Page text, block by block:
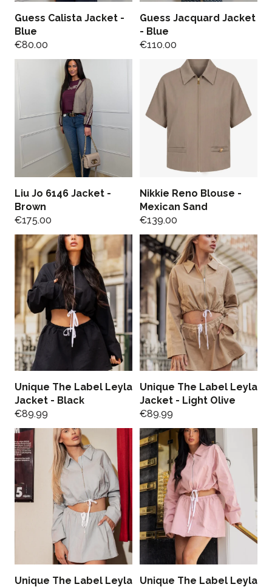
Guess Calista Jacket -
Blue
€80.00
Guess Jacquard Jacket
- Blue
€110.00
Liu Jo 6146 Jacket -
Brown
€175.00
Nikkie Reno Blouse -
Mexican Sand
€139.00
Unique The Label Leyla
Jacket - Black
€89.99
Unique The Label Leyla
Jacket - Light Olive
€89.99
Unique The Label Leyla
Unique The Label Leyla